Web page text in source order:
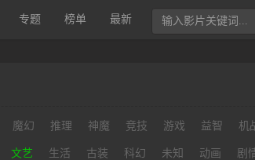
专题 榜单 最新
魔幻 推理 神魔 竞技 游戏 益智 机
文艺 生活 古装 科幻 未知 动画 剧